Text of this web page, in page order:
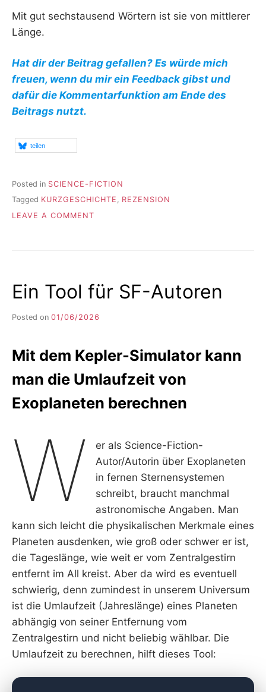
Mit gut sechstausend Wörtern ist sie von mittlerer
Länge.
Hat dir der Beitrag gefallen? Es würde mich
freuen, wenn du mir ein Feedback gibst und
dafür die Kommentarfunktion am Ende des
Beitrags nutzt.
teilen
Posted in SCIENCE-FICTION
Tagged KURZGESCHICHTE , REZENSION
LEAVE A COMMENT
Ein Tool für SF-Autoren
Posted on 01/06/2026
I
S
L
E
Mit dem Kepler-Simulator kann
man die Umlaufzeit von
Exoplaneten berechnen
W
er als Science-Fiction-
Autor/Autorin über Exoplaneten
in fernen Sternensystemen
schreibt, braucht manchmal
astronomische Angaben. Man
kann sich leicht die physikalischen Merkmale eines
Planeten ausdenken, wie groß oder schwer er ist,
die Tageslänge, wie weit er vom Zentralgestirn
entfernt im All kreist. Aber da wird es eventuell
schwierig, denn zumindest in unserem Universum
ist die Umlaufzeit (Jahreslänge) eines Planeten
abhängig von seiner Entfernung vom
Zentralgestirn und nicht beliebig wählbar. Die
Umlaufzeit zu berechnen, hilft dieses Tool: